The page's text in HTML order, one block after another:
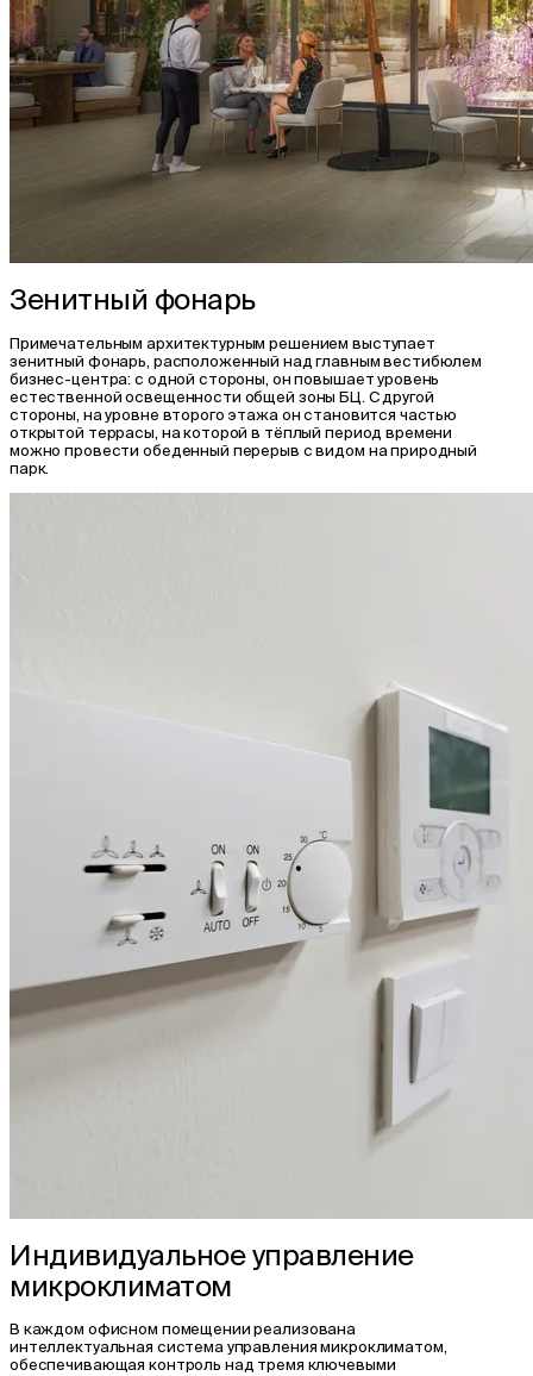
Зенитный фонарь
Примечательным архитектурным решением выступает
зенитный фонарь, расположенный над главным вестибюлем
бизнес-центра: с одной стороны, он повышает уровень
естественной освещенности общей зоны БЦ. С другой
стороны, на уровне второго этажа он становится частью
открытой террасы, на которой в тёплый период времени
можно провести обеденный перерыв с видом на природный
парк.
Индивидуальное управление
микроклиматом
В каждом офисном помещении реализована
интеллектуальная система управления микроклиматом,
обеспечивающая контроль над тремя ключевыми